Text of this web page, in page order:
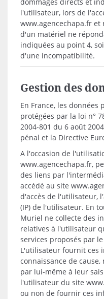
dommages directs et
l'utilisateur, lors de
www.agencechapa.fr
d'un matériel ne
indiquées au point 4,
d'une incompatibilité.
Gestion des
En France, les
protégées par la loi n°
2004-801 du 6 août
pénal et la Directive
A l'occasion de
www.agencechapa.fr,
des liens par
accédé au site
d'accès de l'utilisateur,
(IP) de l'utilisateur. En
Muriel ne collecte des
relatives à l'utilisateur
services proposés par
L'utilisateur fournit ces
connaissance de
par lui-même à leur
l'utilisateur du site
ou non de fournir ces